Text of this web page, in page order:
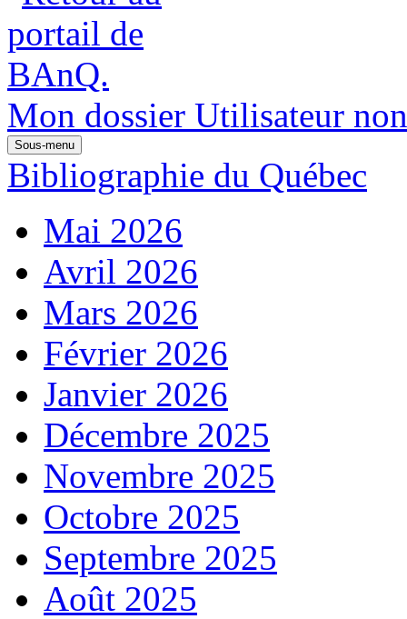
Mon dossier Utilisateur
Sous-menu
Bibliographie du Québec
Mai 2026
Avril 2026
Mars 2026
Février 2026
Janvier 2026
Décembre 2025
Novembre 2025
Octobre 2025
Septembre 2025
Août 2025